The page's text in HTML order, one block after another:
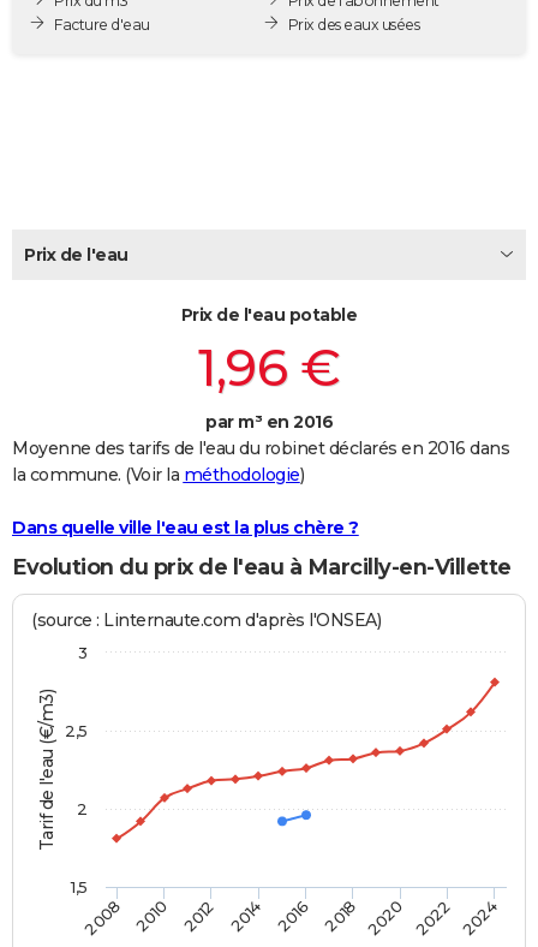
Destinations
City break
Voyage nature
Voyage de noces
Forum
Climat
PHOTO
Dictionnaire
Biographies
Citations
Expressions
Proverbes
Bricolage
Lifestyle
Culture
Sport
Auto
Television
Voyage
Cinema
Facture d'eau
Prix des eaux usées
Prix de l'eau
Prix de l'eau potable
1,96 €
par m³ en 2016
Moyenne des tarifs de l'eau du robinet déclarés en 2016 dans
la commune. (Voir la méthodologie)
Dans quelle ville l'eau est la plus chère ?
Evolution du prix de l'eau à Marcilly-en-Villette
Tarif de l'eau (€/m3)
(source : Linternaute.com d'après l'ONSEA)
2008 2010 2012 2014 2016 2018 2020 2022 2024
2
2,5
3
1,5